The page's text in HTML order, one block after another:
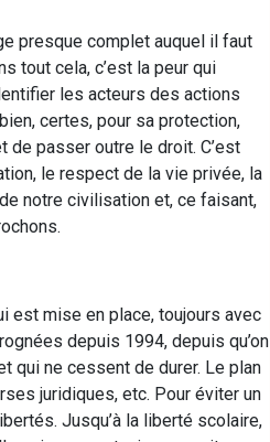
presque complet auquel il faut
tout cela, c’est la peur qui
les acteurs des actions
certes, pour sa protection,
de passer outre le droit. C’est
le respect de la vie privée, la
notre civilisation et, ce faisant,
est mise en place, toujours avec
depuis 1994, depuis qu’on
qui ne cessent de durer. Le plan
juridiques, etc. Pour éviter un
Jusqu’à la liberté scolaire,